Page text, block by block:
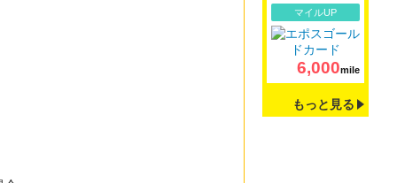
マイルUP
6,000mile
もっと見る